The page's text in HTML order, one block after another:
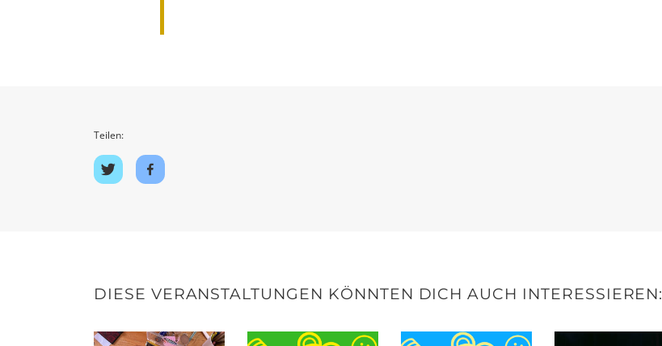
Teilen:
Auf
Twitter
Auf
Facebook
DIESE VERANSTALTUNGEN KÖNNTEN DICH AUCH INTERESSIEREN: